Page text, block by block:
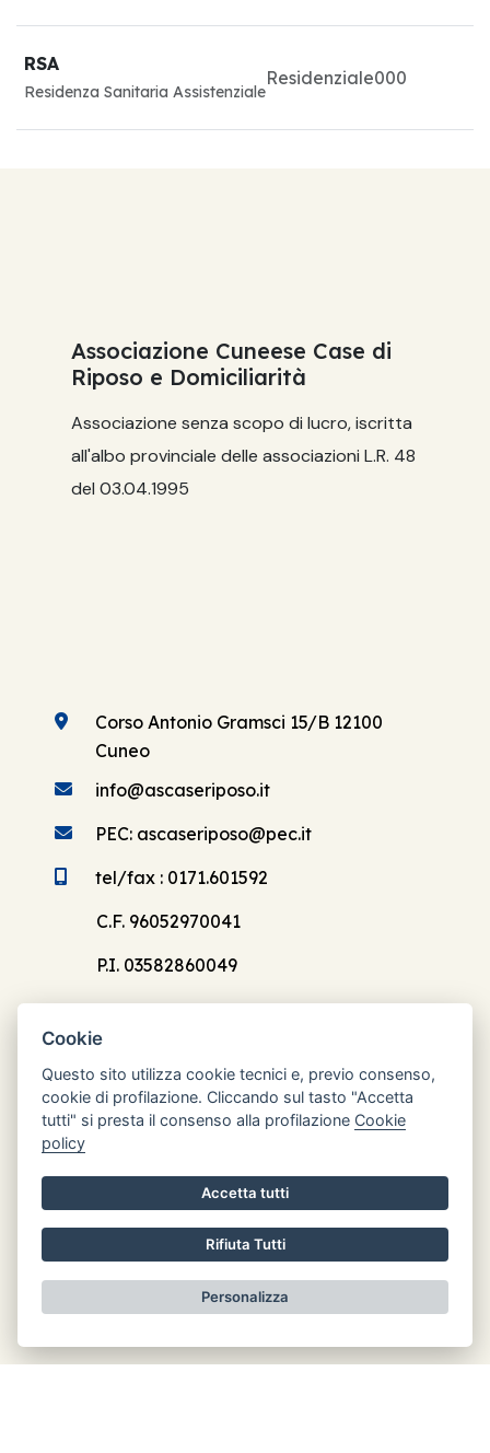
RSA
Residenza Sanitaria Assistenziale
Residenziale000
Associazione Cuneese Case di
Riposo e Domiciliarità
Associazione senza scopo di lucro, iscritta
all'albo provinciale delle associazioni L.R. 48
del 03.04.1995
Corso Antonio Gramsci 15/B 12100
Cuneo
info@ascaseriposo.it
PEC: ascaseriposo@pec.it
tel/fax : 0171.601592
C.F. 96052970041
P.I. 03582860049
Orari di apertura
Mer: 8.30 - 12.30
Gio: chiuso
Cookie
Questo sito utilizza cookie tecnici e, previo consenso,
cookie di profilazione. Cliccando sul tasto "Accetta
tutti" si presta il consenso alla profilazione Cookie
policy
Accetta tutti
Rifiuta Tutti
Personalizza